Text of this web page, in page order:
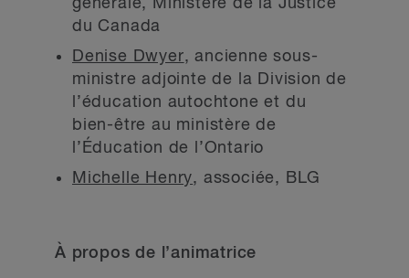
générale, Ministère de la Justice
du Canada
Denise Dwyer, ancienne sous-
ministre adjointe de la Division de
l’éducation autochtone et du
bien-être au ministère de
l’Éducation de l’Ontario
Michelle Henry, associée, BLG
À propos de l’animatrice